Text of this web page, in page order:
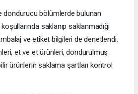
dondurucu bölümlerde bulunan
saklanıp saklanmadığı
ve etiket bilgileri de denetlendi.
et ve et ürünleri, dondurulmuş
ürünlerin saklama şartları kontrol